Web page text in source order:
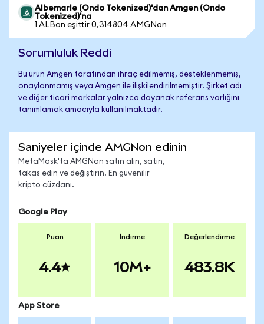
Albemarle (Ondo Tokenized)'dan Amgen (Ondo
Tokenized)'na
1 ALBon eşittir 0,314804 AMGNon
Sorumluluk Reddi
Bu ürün Amgen tarafından ihraç edilmemiş, desteklenmemiş,
onaylanmamış veya Amgen ile ilişkilendirilmemiştir. Şirket adı
ve diğer ticari markalar yalnızca dayanak referans varlığını
tanımlamak amacıyla kullanılmaktadır.
Saniyeler içinde AMGNon edinin
MetaMask'ta AMGNon satın alın, satın,
takas edin ve değiştirin. En güvenilir
kripto cüzdanı.
Google Play
Puan
4.4
İndirme
10M+
Değerlendirme
483.8K
App Store